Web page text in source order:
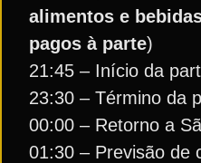
alimentos e
pagos à parte)
21:45 – Início da
23:30 – Término da
00:00 – Retorno a
01:30 – Previsão de